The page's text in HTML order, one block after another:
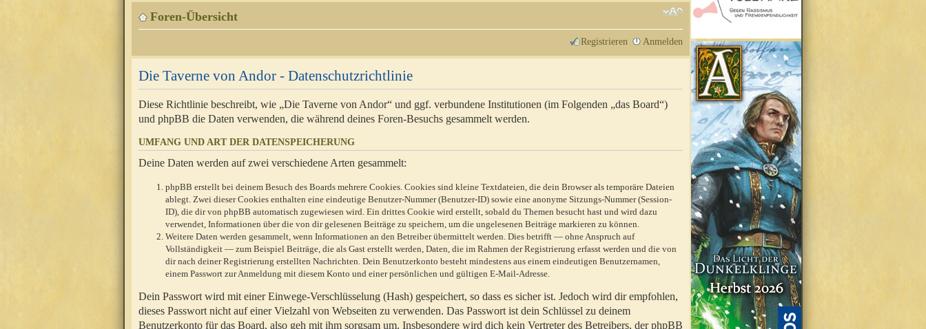
Foren-Übersicht
Registrieren Anmelden
Die Taverne von Andor - Datenschutzrichtlinie
Diese Richtlinie beschreibt, wie „Die Taverne von Andor“ und ggf. verbundene Institutionen (im Folgenden „das Board“)
und phpBB die Daten verwenden, die während deines Foren-Besuchs gesammelt werden.
UMFANG UND ART DER DATENSPEICHERUNG
Deine Daten werden auf zwei verschiedene Arten gesammelt:
phpBB erstellt bei deinem Besuch des Boards mehrere Cookies. Cookies sind kleine Textdateien, die dein Browser als temporäre Dateien
ablegt. Zwei dieser Cookies enthalten eine eindeutige Benutzer-Nummer (Benutzer-ID) sowie eine anonyme Sitzungs-Nummer (Session-
ID), die dir von phpBB automatisch zugewiesen wird. Ein drittes Cookie wird erstellt, sobald du Themen besucht hast und wird dazu
verwendet, Informationen über die von dir gelesenen Beiträge zu speichern, um die ungelesenen Beiträge markieren zu können.
Weitere Daten werden gesammelt, wenn Informationen an den Betreiber übermittelt werden. Dies betrifft — ohne Anspruch auf
Vollständigkeit — zum Beispiel Beiträge, die als Gast erstellt werden, Daten, die im Rahmen der Registrierung erfasst werden und die von
dir nach deiner Registrierung erstellten Nachrichten. Dein Benutzerkonto besteht mindestens aus einem eindeutigen Benutzernamen,
einem Passwort zur Anmeldung mit diesem Konto und einer persönlichen und gültigen E-Mail-Adresse.
Dein Passwort wird mit einer Einwege-Verschlüsselung (Hash) gespeichert, so dass es sicher ist. Jedoch wird dir empfohlen,
dieses Passwort nicht auf einer Vielzahl von Webseiten zu verwenden. Das Passwort ist dein Schlüssel zu deinem
Benutzerkonto für das Board, also geh mit ihm sorgsam um. Insbesondere wird dich kein Vertreter des Betreibers, der phpBB